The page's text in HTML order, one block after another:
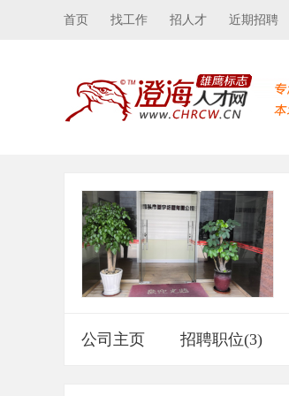
首页 找工作 招人才 近期招聘
公司主页 招聘职位(3)